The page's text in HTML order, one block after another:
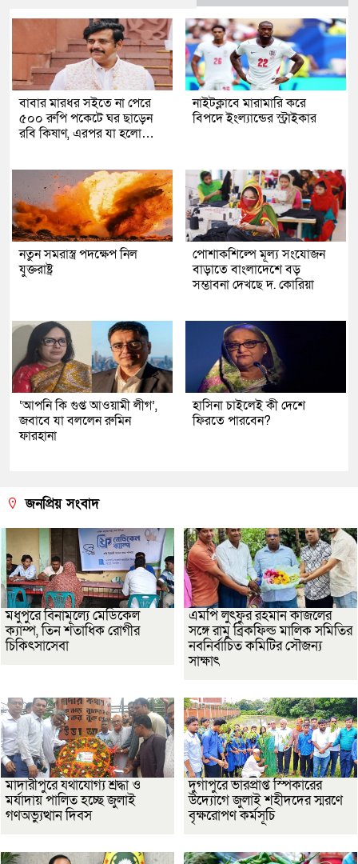
বাবার মারধর সইতে না পেরে
৫০০ রুপি পকেটে ঘর ছাড়েন
রবি কিষাণ, এরপর যা হলো…
নাইটক্লাবে মারামারি করে
বিপদে ইংল্যান্ডের স্ট্রাইকার
নতুন সমরাস্ত্র পদক্ষেপ নিল
যুক্তরাষ্ট্র
পোশাকশিল্পে মূল্য সংযোজন
বাড়াতে বাংলাদেশে বড়
সম্ভাবনা দেখছে দ. কোরিয়া
‘আপনি কি গুপ্ত আওয়ামী লীগ’,
জবাবে যা বললেন রুমিন
ফারহানা
হাসিনা চাইলেই কী দেশে
ফিরতে পারবেন?
জনপ্রিয় সংবাদ
মধুপুরে বিনামূল্যে মেডিকেল
ক্যাম্প, তিন শতাধিক রোগীর
চিকিৎসাসেবা
এমপি লুৎফুর রহমান কাজলের
সঙ্গে রামু ব্রিকফিল্ড মালিক সমিতির
নবনির্বাচিত কমিটির সৌজন্য
সাক্ষাৎ
মাদারীপুরে যথাযোগ্য শ্রদ্ধা ও
মর্যাদায় পালিত হচ্ছে জুলাই
গণঅভ্যুত্থান দিবস
দুর্গাপুরে ভারপ্রাপ্ত স্পিকারের
উদ্যোগে জুলাই শহীদদের স্মরণে
বৃক্ষরোপণ কর্মসূচি